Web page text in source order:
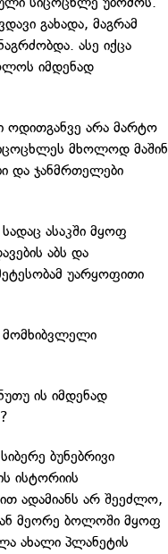
გახადა, მაგრამ
ასე იქცა
იმდენად
ოდითგანვე არა მარტო
მხოლოდ მაშინ
და ჯანმრთელები
ასაკში მყოფ
აბს და
უარყოფითი
მომხიბვლელი
ის იმდენად
ბუნებრივი
ისტორიის
ადამიანს არ შეეძლო,
მეორე ბოლოში მყოფ
ახალი პლანეტის